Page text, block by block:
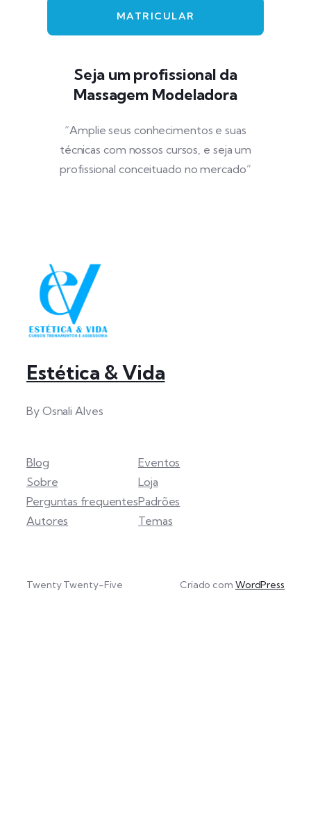
MATRICULAR
Seja um profissional da
Massagem Modeladora
“Amplie seus conhecimentos e suas
técnicas com nossos cursos, e seja um
profissional conceituado no mercado”
Estética & Vida
By Osnali Alves
Blog
Sobre
Perguntas frequentes
Autores
Eventos
Loja
Padrões
Temas
Twenty Twenty-Five Criado com WordPress